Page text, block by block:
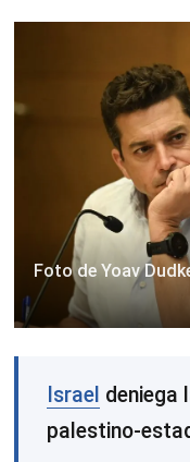
Foto de Yoav
Israel deniega
palestino-